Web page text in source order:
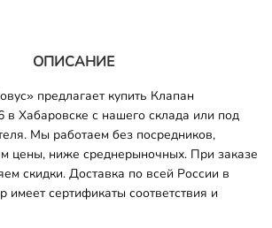
ОПИСАНИЕ
предлагает купить Клапан
в Хабаровске с нашего склада или под
Мы работаем без посредников,
цены, ниже среднерыночных. При заказе
скидки. Доставка по всей России в
имеет сертификаты соответствия и